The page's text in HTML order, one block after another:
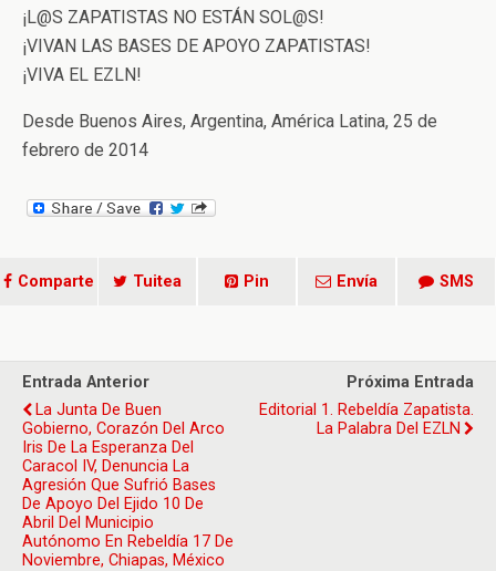
¡L@S ZAPATISTAS NO ESTÁN SOL@S!
¡VIVAN LAS BASES DE APOYO ZAPATISTAS!
¡VIVA EL EZLN!
Desde Buenos Aires, Argentina, América Latina, 25 de
febrero de 2014
Comparte Tuitea Pin Envía SMS
Entrada Anterior
La Junta De Buen
Gobierno, Corazón Del Arco
Iris De La Esperanza Del
Caracol IV, Denuncia La
Agresión Que Sufrió Bases
De Apoyo Del Ejido 10 De
Abril Del Municipio
Autónomo En Rebeldía 17 De
Noviembre, Chiapas, México
Próxima Entrada
Editorial 1. Rebeldía Zapatista.
La Palabra Del EZLN